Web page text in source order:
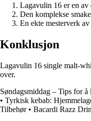
Lagavulin 16 er en av
Den komplekse
En ekte mesterverk
Konklusjon
Lagavulin 16 single malt-
over.
Søndagsmiddag – Tips for
• Tyrkisk kebab:
Tilbehør• Bacardi Razz